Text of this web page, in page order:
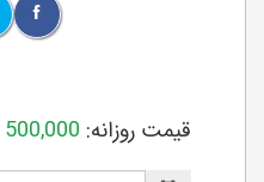
قیمت روزانه: 500,000